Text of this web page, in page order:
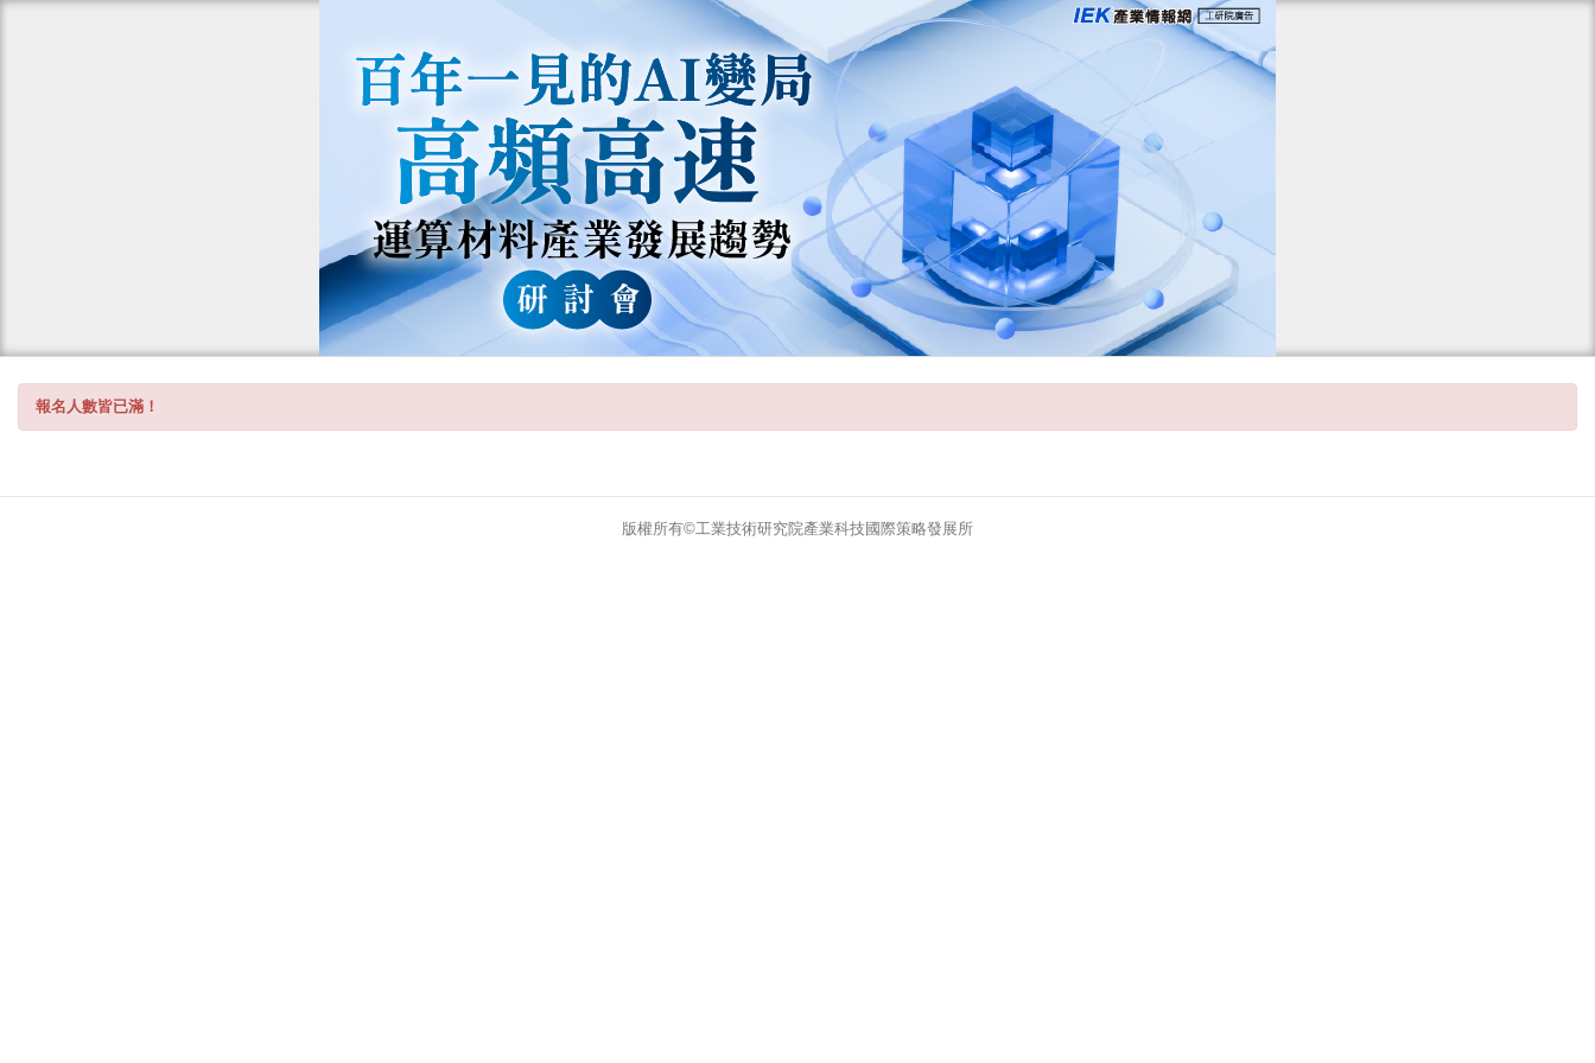
報名人數皆已滿！
版權所有©工業技術研究院產業科技國際策略發展所